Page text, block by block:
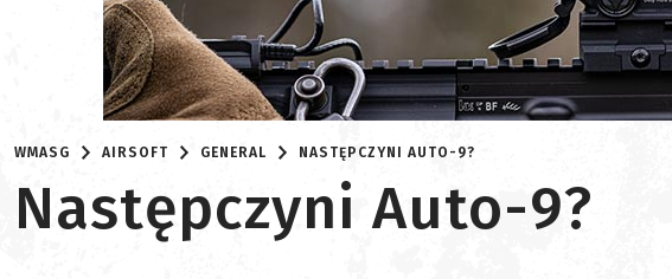
WMASG AIRSOFT GENERAL NASTĘPCZYNI AUTO-9?
Następczyni Auto-9?